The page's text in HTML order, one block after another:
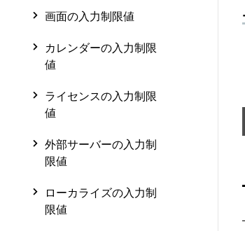
画面の入力制限値
カレンダーの入力制限
値
ライセンスの入力制限
値
外部サーバーの入力制
限値
ローカライズの入力制
限値